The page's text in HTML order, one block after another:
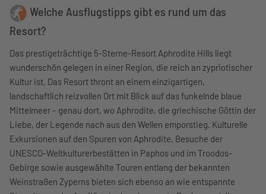
Welche Ausflugstipps gibt es rund um das
Resort?
Das prestigeträchtige 5-Sterne-Resort Aphrodite Hills liegt
wunderschön gelegen in einer Region, die reich an zypriotischer
Kultur ist. Das Resort thront an einem einzigartigen,
landschaftlich reizvollen Ort mit Blick auf das funkelnde blaue
Mittelmeer – genau dort, wo Aphrodite, die griechische Göttin der
Liebe, der Legende nach aus den Wellen emporstieg. Kulturelle
Exkursionen auf den Spuren von Aphrodite, Besuche der
UNESCO-Weltkulturerbestätten in Paphos und im Troodos-
Gebirge sowie ausgewählte Touren entlang der bekannten
Weinstraßen Zyperns bieten sich ebenso an wie entspannte